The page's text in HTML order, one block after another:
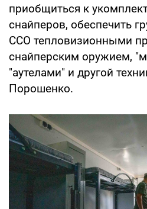
приобщиться к
снайперов, обеспечить
ССО тепловизионными
снайперским оружием,
"аутелами" и другой
Порошенко.